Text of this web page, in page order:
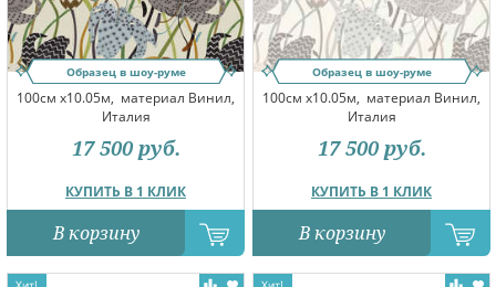
Образец в шоу-руме
100см x10.05м, материал Винил,
Италия
КУПИТЬ В 1 КЛИК
17 500 руб.
В корзину
Образец в шоу-руме
100см x10.05м, материал Винил,
Италия
КУПИТЬ В 1 КЛИК
17 500 руб.
В корзину